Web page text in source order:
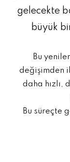
gelecekte
büyük
Bu
değişimden
daha hızlı,
Bu süreçte